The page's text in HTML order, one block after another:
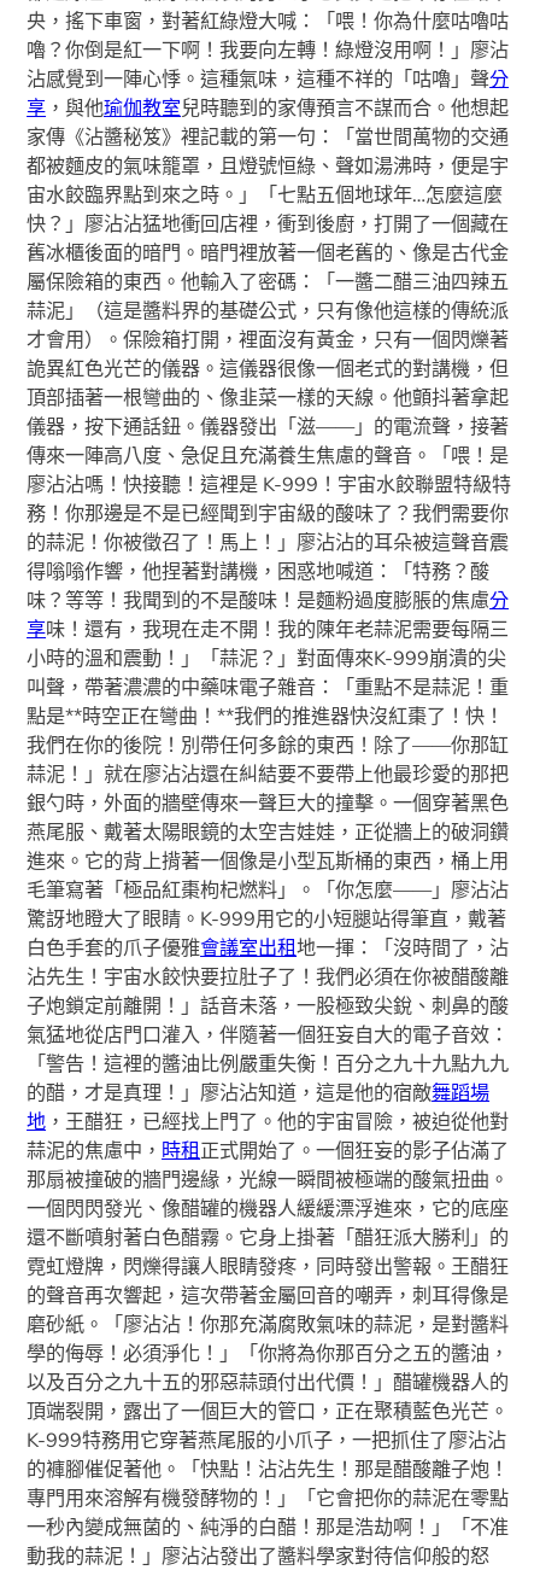
央，搖下車窗，對著紅綠燈大喊：「喂！你為什麼咕嚕咕
嚕？你倒是紅一下啊！我要向左轉！綠燈沒用啊！」廖沾
沾感覺到一陣心悸。這種氣味，這種不祥的「咕嚕」聲分
享 ，與他瑜伽教室兒時聽到的家傳預言不謀而合。他想起
家傳《沾醬秘笈》裡記載的第一句：「當世間萬物的交通
都被麵皮的氣味籠罩，且燈號恒綠、聲如湯沸時，便是宇
宙水餃臨界點到來之時。」「七點五個地球年…怎麼這麼
快？」廖沾沾猛地衝回店裡，衝到後廚，打開了一個藏在
舊冰櫃後面的暗門。暗門裡放著一個老舊的、像是古代金
屬保險箱的東西。他輸入了密碼：「一醬二醋三油四辣五
蒜泥」（這是醬料界的基礎公式，只有像他這樣的傳統派
才會用）。保險箱打開，裡面沒有黃金，只有一個閃爍著
詭異紅色光芒的儀器。這儀器很像一個老式的對講機，但
頂部插著一根彎曲的、像韭菜一樣的天線。他顫抖著拿起
儀器，按下通話鈕。儀器發出「滋——」的電流聲，接著
傳來一陣高八度、急促且充滿養生焦慮的聲音。「喂！是
廖沾沾嗎！快接聽！這裡是 K-999！宇宙水餃聯盟特級特
務！你那邊是不是已經聞到宇宙級的酸味了？我們需要你
的蒜泥！你被徵召了！馬上！」廖沾沾的耳朵被這聲音震
得嗡嗡作響，他捏著對講機，困惑地喊道：「特務？酸
味？等等！我聞到的不是酸味！是麵粉過度膨脹的焦慮分
享味！還有，我現在走不開！我的陳年老蒜泥需要每隔三
小時的溫和震動！」「蒜泥？」對面傳來K-999崩潰的尖
叫聲，帶著濃濃的中藥味電子雜音：「重點不是蒜泥！重
點是**時空正在彎曲！**我們的推進器快沒紅棗了！快！
我們在你的後院！別帶任何多餘的東西！除了——你那缸
蒜泥！」就在廖沾沾還在糾結要不要帶上他最珍愛的那把
銀勺時，外面的牆壁傳來一聲巨大的撞擊。一個穿著黑色
燕尾服、戴著太陽眼鏡的太空吉娃娃，正從牆上的破洞鑽
進來。它的背上揹著一個像是小型瓦斯桶的東西，桶上用
毛筆寫著「極品紅棗枸杞燃料」。「你怎麼——」廖沾沾
驚訝地瞪大了眼睛。K-999用它的小短腿站得筆直，戴著
白色手套的爪子優雅會議室出租地一揮：「沒時間了，沾
沾先生！宇宙水餃快要拉肚子了！我們必須在你被醋酸離
子炮鎖定前離開！」話音未落，一股極致尖銳、刺鼻的酸
氣猛地從店門口灌入，伴隨著一個狂妄自大的電子音效：
「警告！這裡的醬油比例嚴重失衡！百分之九十九點九九
的醋，才是真理！」廖沾沾知道，這是他的宿敵舞蹈場
地 ，王醋狂，已經找上門了。他的宇宙冒險，被迫從他對
蒜泥的焦慮中， 時租正式開始了。一個狂妄的影子佔滿了
那扇被撞破的牆門邊緣，光線一瞬間被極端的酸氣扭曲。
一個閃閃發光、像醋罐的機器人緩緩漂浮進來，它的底座
還不斷噴射著白色醋霧。它身上掛著「醋狂派大勝利」的
霓虹燈牌，閃爍得讓人眼睛發疼，同時發出警報。王醋狂
的聲音再次響起，這次帶著金屬回音的嘲弄，刺耳得像是
磨砂紙。「廖沾沾！你那充滿腐敗氣味的蒜泥，是對醬料
學的侮辱！必須淨化！」「你將為你那百分之五的醬油，
以及百分之九十五的邪惡蒜頭付出代價！」醋罐機器人的
頂端裂開，露出了一個巨大的管口，正在聚積藍色光芒。
K-999特務用它穿著燕尾服的小爪子，一把抓住了廖沾沾
的褲腳催促著他。「快點！沾沾先生！那是醋酸離子炮！
專門用來溶解有機發酵物的！」「它會把你的蒜泥在零點
一秒內變成無菌的、純淨的白醋！那是浩劫啊！」「不准
動我的蒜泥！」廖沾沾發出了醬料學家對待信仰般的怒